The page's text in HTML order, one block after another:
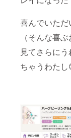
喜んでいただ
（そんな喜
見てさらに
ちゃうわたし